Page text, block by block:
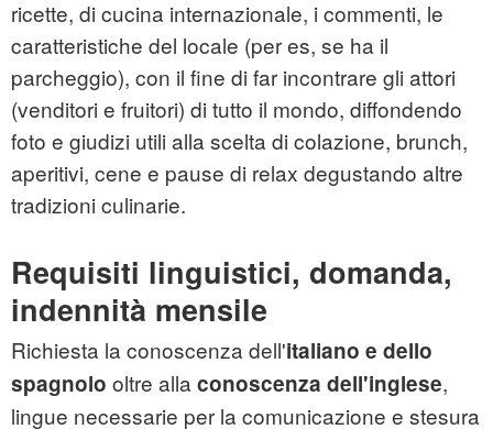
ricette, di cucina internazionale, i commenti, le
caratteristiche del locale (per es, se ha il
parcheggio), con il fine di far incontrare gli attori
(venditori e fruitori) di tutto il mondo, diffondendo
foto e giudizi utili alla scelta di colazione, brunch,
aperitivi, cene e pause di relax degustando altre
tradizioni culinarie.
Requisiti linguistici, domanda,
indennità mensile
Richiesta la conoscenza dell'italiano e dello
spagnolo oltre alla conoscenza dell'inglese,
lingue necessarie per la comunicazione e stesura